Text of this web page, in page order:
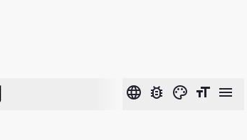
language bug_report color_lens format_size menu